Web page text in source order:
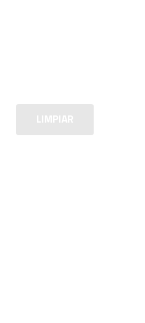
LIMPIAR